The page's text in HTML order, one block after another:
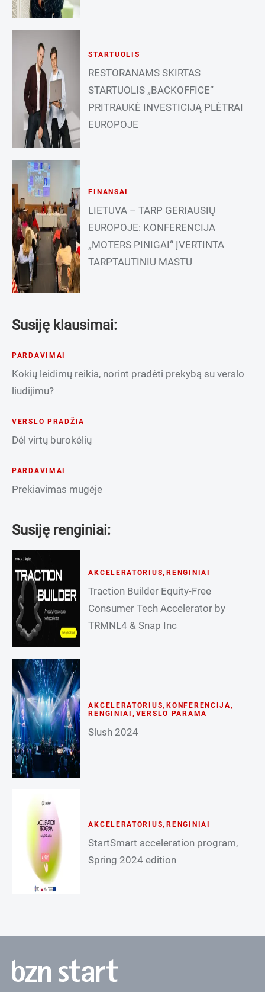
STARTUOLIS
RESTORANAMS SKIRTAS
STARTUOLIS „BACKOFFICE“
PRITRAUKĖ INVESTICIJĄ PLĖTRAI
EUROPOJE
FINANSAI
LIETUVA – TARP GERIAUSIŲ
EUROPOJE: KONFERENCIJA
„MOTERS PINIGAI“ ĮVERTINTA
TARPTAUTINIU MASTU
Susiję klausimai:
PARDAVIMAI
Kokių leidimų reikia, norint pradėti prekybą su verslo
liudijimu?
VERSLO PRADŽIA
Dėl virtų burokėlių
PARDAVIMAI
Prekiavimas mugėje
Susiję renginiai:
AKCELERATORIUS, RENGINIAI
Traction Builder Equity-Free
Consumer Tech Accelerator by
TRMNL4 & Snap Inc
AKCELERATORIUS, KONFERENCIJA,
RENGINIAI , VERSLO PARAMA
Slush 2024
AKCELERATORIUS, RENGINIAI
StartSmart acceleration program,
Spring 2024 edition